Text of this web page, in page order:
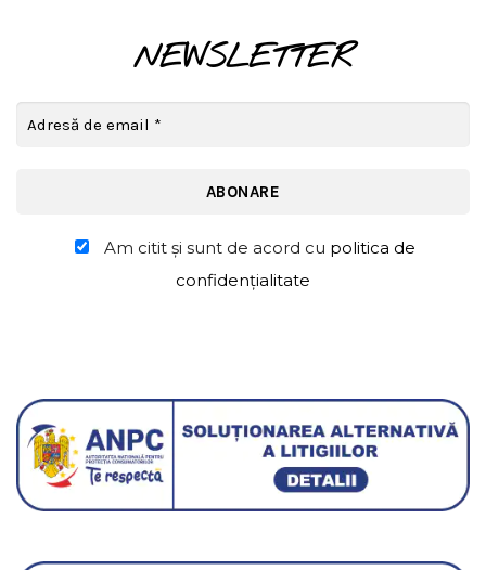
NEWSLETTER
Am citit şi sunt de acord cu politica de
confidențialitate